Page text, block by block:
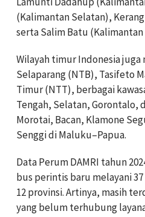
(Kalimantan Selatan),
serta Salim Batu
Wilayah timur Indonesia
Selaparang (NTB), Tasifeto
Timur (NTT), berbagai
Tengah, Selatan, Gorontalo,
Morotai, Bacan, Klamone
Senggi di Maluku–Papua.
Data Perum DAMRI tahun
bus perintis baru melayani
12 provinsi. Artinya, masih
yang belum terhubung